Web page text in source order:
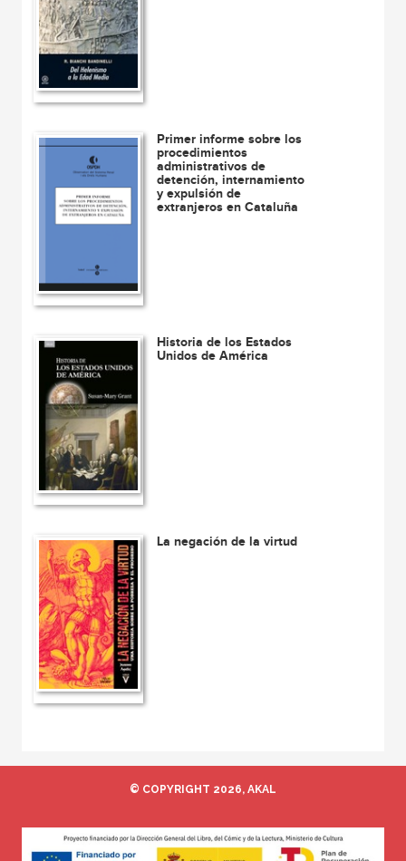
Primer informe sobre los
procedimientos
administrativos de
detención, internamiento
y expulsión de
extranjeros en Cataluña
Historia de los Estados
Unidos de América
La negación de la virtud
© COPYRIGHT 2026, AKAL